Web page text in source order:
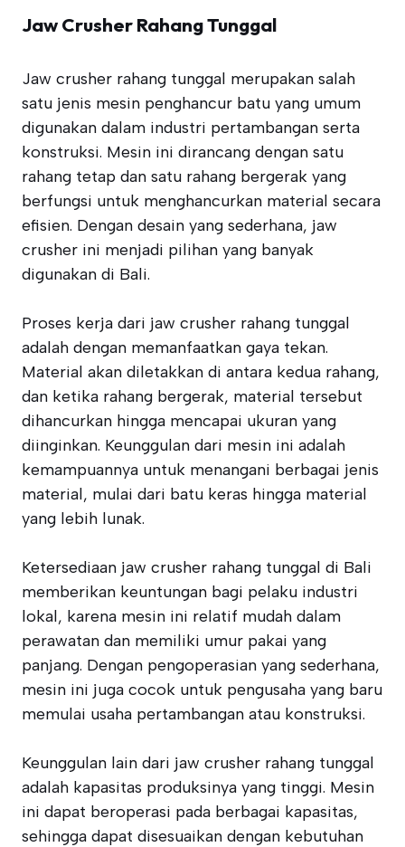
Jaw Crusher Rahang Tunggal
Jaw crusher rahang tunggal merupakan salah
satu jenis mesin penghancur batu yang umum
digunakan dalam industri pertambangan serta
konstruksi. Mesin ini dirancang dengan satu
rahang tetap dan satu rahang bergerak yang
berfungsi untuk menghancurkan material secara
efisien. Dengan desain yang sederhana, jaw
crusher ini menjadi pilihan yang banyak
digunakan di Bali.
Proses kerja dari jaw crusher rahang tunggal
adalah dengan memanfaatkan gaya tekan.
Material akan diletakkan di antara kedua rahang,
dan ketika rahang bergerak, material tersebut
dihancurkan hingga mencapai ukuran yang
diinginkan. Keunggulan dari mesin ini adalah
kemampuannya untuk menangani berbagai jenis
material, mulai dari batu keras hingga material
yang lebih lunak.
Ketersediaan jaw crusher rahang tunggal di Bali
memberikan keuntungan bagi pelaku industri
lokal, karena mesin ini relatif mudah dalam
perawatan dan memiliki umur pakai yang
panjang. Dengan pengoperasian yang sederhana,
mesin ini juga cocok untuk pengusaha yang baru
memulai usaha pertambangan atau konstruksi.
Keunggulan lain dari jaw crusher rahang tunggal
adalah kapasitas produksinya yang tinggi. Mesin
ini dapat beroperasi pada berbagai kapasitas,
sehingga dapat disesuaikan dengan kebutuhan